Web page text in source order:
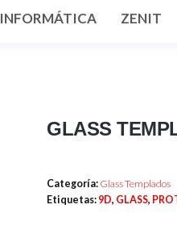
INFORMÁTICA ZENIT
GLASS
Categoría: Glass Templados
Etiquetas: 9D, GLASS,